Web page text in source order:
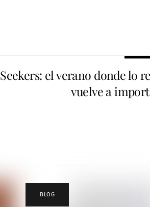
el verano donde lo
vuelve a
BLOG